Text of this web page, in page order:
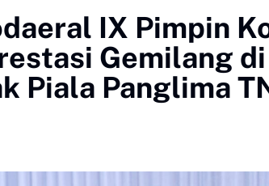
IX Pimpin
Gemilang
Piala Panglima